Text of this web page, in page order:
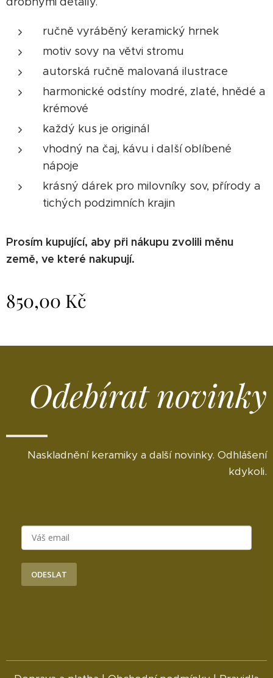
ručně vyráběný keramický hrnek
motiv sovy na větvi stromu
autorská ručně malovaná ilustrace
harmonické odstíny modré, zlaté, hnědé a
krémové
každý kus je originál
vhodný na čaj, kávu i další oblíbené
nápoje
krásný dárek pro milovníky sov, přírody a
tichých podzimních krajin
Prosím kupující, aby při nákupu zvolili měnu
země, ve které nakupují.
850,00 Kč
Odebírat novinky
Naskladnění keramiky a další novinky. Odhlášení
kdykoli.
ODESLAT